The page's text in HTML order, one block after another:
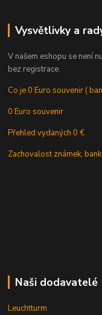
Vysvětlivky a
V našem eshopu se není
bez registrace.
Co je 0 Euro souvenir (
0 Euro souvenir
Přehled vydaných 0 €
Zachovalost známek,
Naši dodavatelé
Leuchtturm